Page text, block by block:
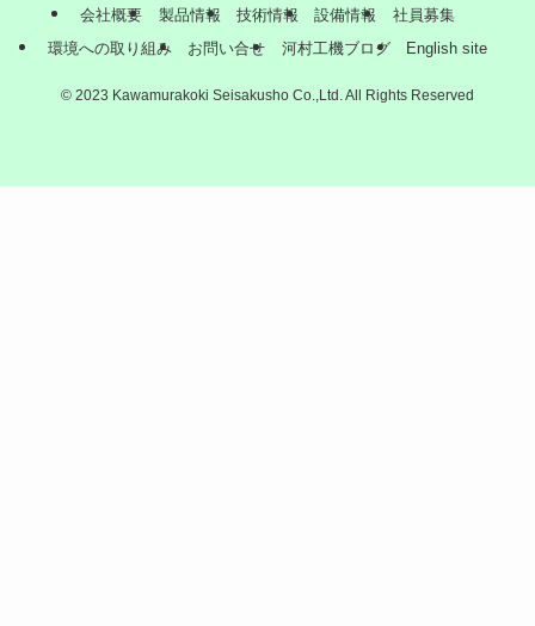
会社概要 製品情報 技術情報 設備情報
社員募集
環境への取り組み
お問い合せ 河村工機ブログ English site
© 2023 Kawamurakoki Seisakusho Co.,Ltd. All Rights Reserved